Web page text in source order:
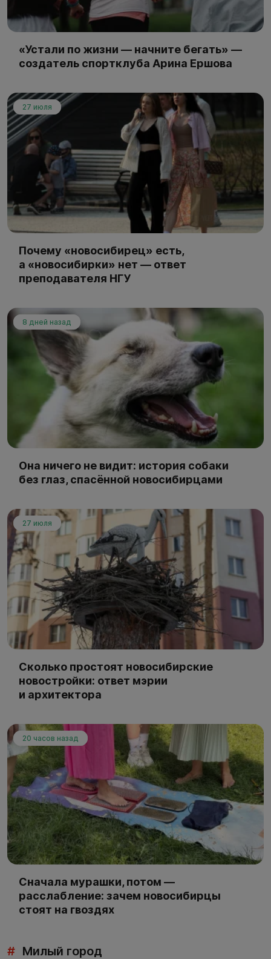
«Устали по жизни — начните бегать» —
создатель спортклуба Арина Ершова
27 июля
Почему «новосибирец» есть,
а «новосибирки» нет — ответ
преподавателя НГУ
8 дней назад
Она ничего не видит: история собаки
без глаз, спасённой новосибирцами
27 июля
Сколько простоят новосибирские
новостройки: ответ мэрии
и архитектора
20 часов назад
Сначала мурашки, потом —
расслабление: зачем новосибирцы
стоят на гвоздях
# Милый город